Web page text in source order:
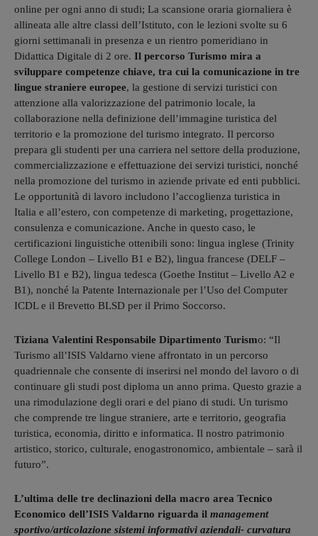
online per ogni anno di studi; La scansione oraria giornaliera è
allineata alle altre classi dell’Istituto, con le lezioni svolte su 6
giorni settimanali in presenza e un rientro pomeridiano in
Didattica Digitale di 2 ore. Il percorso Turismo mira a
sviluppare competenze chiave, tra cui la comunicazione in tre
lingue straniere europee, la gestione di servizi turistici con
attenzione alla valorizzazione del patrimonio locale, la
collaborazione nella definizione dell’immagine turistica del
territorio e la promozione del turismo integrato. Il percorso
prepara gli studenti per una carriera nel settore della produzione,
commercializzazione e effettuazione dei servizi turistici, nonché
nella promozione del turismo in aziende private ed enti pubblici.
Le opportunità di lavoro includono l’accoglienza turistica in
Italia e all’estero, con competenze di marketing, progettazione,
consulenza e comunicazione. Anche in questo caso, le
certificazioni linguistiche ottenibili sono: lingua inglese (Trinity
College London – Livello B1 e B2), lingua francese (DELF –
Livello B1 e B2), lingua tedesca (Goethe Institut – Livello A2 e
B1), nonché la Patente Internazionale per l’Uso del Computer
ICDL e il Brevetto BLSD per il Primo Soccorso.
Tiziana Valentini Responsabile Dipartimento Turismo: “Il
Turismo all’ISIS Valdarno viene affrontato in un percorso
quadriennale che consente di inserirsi nel mondo del lavoro o di
continuare gli studi post diploma un anno prima. Questo grazie a
una rimodulazione degli orari e del piano di studi. Un turismo
che comprende tre lingue straniere, arte e territorio, geografia
turistica, economia, diritto e informatica. Il nostro patrimonio
artistico, storico, culturale, enogastronomico, ambientale – sarà il
futuro”.
L’ultima delle tre declinazioni della macro area Tecnico
Economico dell’ISIS Valdarno riguarda il management
sportivo/articolazione sistemi informativi aziendali- curvatura